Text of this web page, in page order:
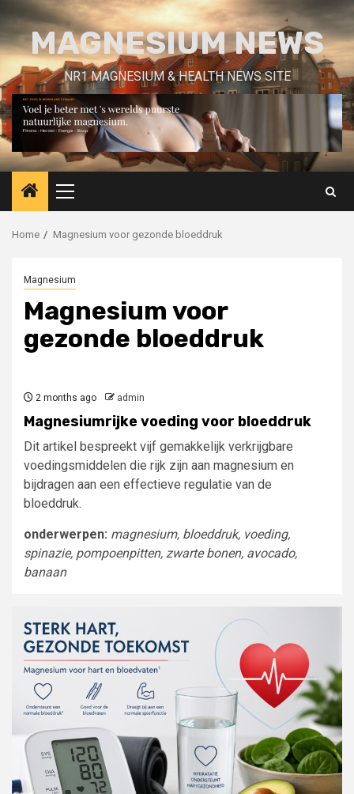
contentMAGNESIUM NEWS
NR1 MAGNESIUM & HEALTH NEWS SITE
Primary
Menu
Home Magnesium voor gezonde bloeddruk
Magnesium
Magnesium voor
gezonde bloeddruk
2 months ago admin
Magnesiumrijke voeding voor bloeddruk
Dit artikel bespreekt vijf gemakkelijk verkrijgbare
voedingsmiddelen die rijk zijn aan magnesium en
bijdragen aan een effectieve regulatie van de
bloeddruk.
onderwerpen: magnesium, bloeddruk, voeding,
spinazie, pompoenpitten, zwarte bonen, avocado,
banaan